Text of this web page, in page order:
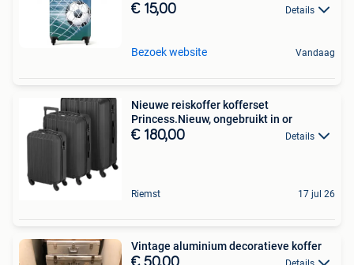
€ 15,00 Details
Bezoek website Vandaag
Nieuwe reiskoffer kofferset
Princess.Nieuw, ongebruikt in or
€ 180,00 Details
Riemst 17 jul 26
Vintage aluminium decoratieve koffer